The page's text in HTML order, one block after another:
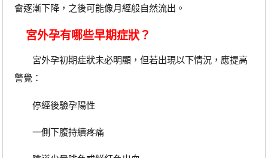
會逐漸下降，之後可能像月經般自然流出。
宮外孕有哪些早期症狀？
宮外孕初期症狀未必明顯，但若出現以下情況，應提高
警覺：
停經後驗孕陽性
一側下腹持續疼痛